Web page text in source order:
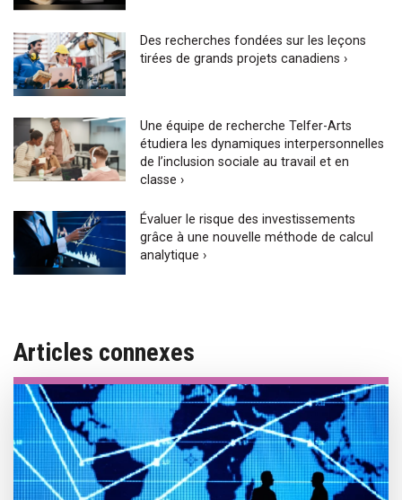
Des recherches fondées sur les leçons
tirées de grands projets canadiens ›
Une équipe de recherche Telfer-Arts
étudiera les dynamiques interpersonnelles
de l’inclusion sociale au travail et en
classe ›
Évaluer le risque des investissements
grâce à une nouvelle méthode de calcul
analytique ›
Articles connexes